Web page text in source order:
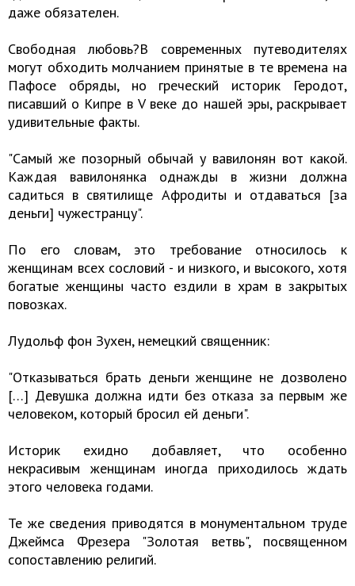
даже обязателен.
Свободная любовь?В современных путеводителях
могут обходить молчанием принятые в те времена на
Пафосе обряды, но греческий историк Геродот,
писавший о Кипре в V веке до нашей эры, раскрывает
удивительные факты.
"Самый же позорный обычай у вавилонян вот какой.
Каждая вавилонянка однажды в жизни должна
садиться в святилище Афродиты и отдаваться [за
деньги] чужестранцу".
По его словам, это требование относилось к
женщинам всех сословий - и низкого, и высокого, хотя
богатые женщины часто ездили в храм в закрытых
повозках.
Лудольф фон Зухен, немецкий священник:
"Отказываться брать деньги женщине не дозволено
[…] Девушка должна идти без отказа за первым же
человеком, который бросил ей деньги".
Историк ехидно добавляет, что особенно
некрасивым женщинам иногда приходилось ждать
этого человека годами.
Те же сведения приводятся в монументальном труде
Джеймса Фрезера "Золотая ветвь", посвященном
сопоставлению религий.